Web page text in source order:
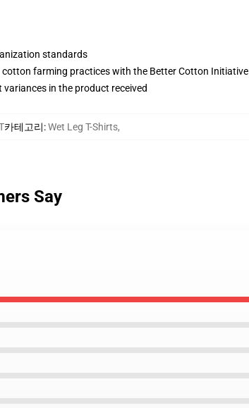
standards
farming practices with the Better Cotton Initiative
in the product received
카테고리:Wet Leg T-Shirts,
Say